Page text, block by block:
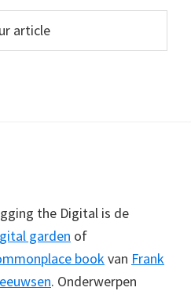
the Digital is de
garden of
bookvan Frank
. Onderwerpen